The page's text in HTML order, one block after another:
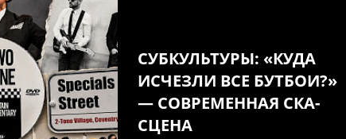
СУБКУЛЬТУРЫ: «КУДА
ИСЧЕЗЛИ ВСЕ БУТБОИ?»
— СОВРЕМЕННАЯ СКА-
СЦЕНА